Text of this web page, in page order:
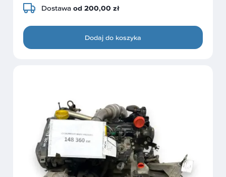
Dostawa od 200,00 zł
Dodaj do koszyka